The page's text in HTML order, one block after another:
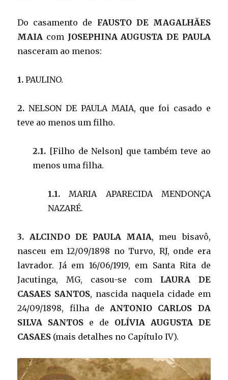
Do casamento de FAUSTO DE MAGALHÃES
MAIA com JOSEPHINA AUGUSTA DE PAULA
nasceram ao menos:
1. PAULINO.
2. NELSON DE PAULA MAIA, que foi casado e
teve ao menos um filho.
2.1. [Filho de Nelson] que também teve ao
menos uma filha.
1.1. MARIA APARECIDA MENDONÇA
NAZARÉ.
3. ALCINDO DE PAULA MAIA, meu bisavô,
nasceu em 12/09/1898 no Turvo, RJ, onde era
lavrador. Já em 16/06/1919, em Santa Rita de
Jacutinga, MG, casou-se com LAURA DE
CASAES SANTOS, nascida naquela cidade em
24/09/1898, filha deANTONIO CARLOS DA
SILVA SANTOS e de OLÍVIA AUGUSTA DE
CASAES (mais detalhes no Capítulo IV).